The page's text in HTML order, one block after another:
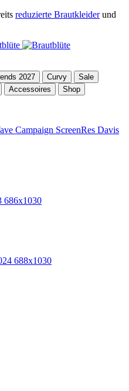
reduzierte Brautkleiderund
2027 Curvy
Sale
Accessoires Shop